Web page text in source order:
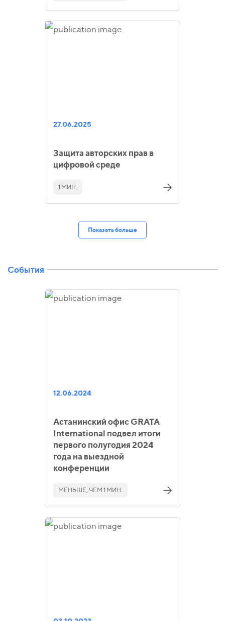
27.06.2025
Защита авторских прав в
цифровой среде
1 МИН.
Показать больше
События
12.06.2024
Астанинский офис GRATA
International подвел итоги
первого полугодия 2024
года на выездной
конференции
МЕНЬШЕ, ЧЕМ 1 МИН.